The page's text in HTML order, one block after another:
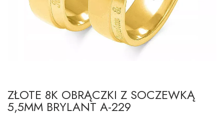
ZŁOTE 8K OBRĄCZKI Z SOCZEWKĄ
5,5MM BRYLANT A-229